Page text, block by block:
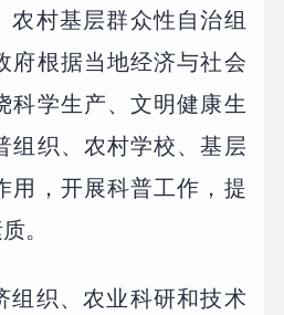
村基层群众性自治组
府根据当地经济与社会
科学生产、文明健康生
组织、农村学校、基层
用，开展科普工作，提
。
组织、农业科研和技术